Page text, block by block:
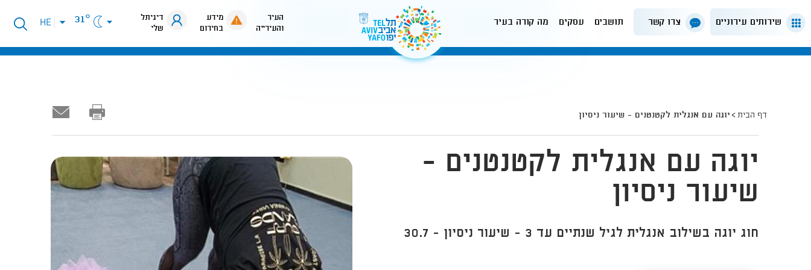
שירותים עירוניים צרו קשר תושבים עסקים מה קורה בעיר
העיר
והעירייה
מידע
בחירום
דיגיתל
שלי
31°
פתיחת
תפריט
HE
דף הבית יוגה עם אנגלית לקטנטנים - שיעור ניסיון
יוגה עם אנגלית לקטנטנים -
שיעור ניסיון
חוג יוגה בשילוב אנגלית לגיל שנתיים עד 3 - שיעור ניסיון - 30.7